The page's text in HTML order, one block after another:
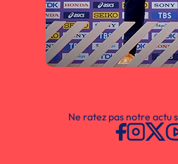
Ne ratez pas notre actu